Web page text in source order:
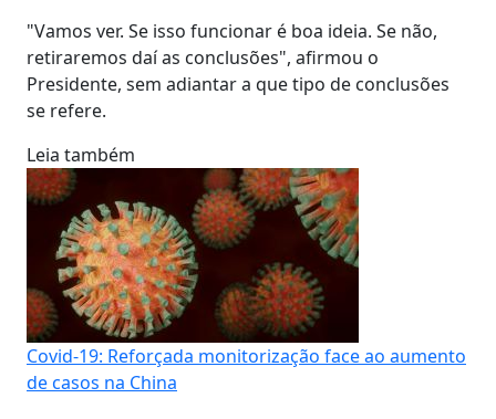
"Vamos ver. Se isso funcionar é boa ideia. Se não,
retiraremos daí as conclusões", afirmou o
Presidente, sem adiantar a que tipo de conclusões
se refere.
Leia também
Covid-19: Reforçada monitorização face ao aumento
de casos na China